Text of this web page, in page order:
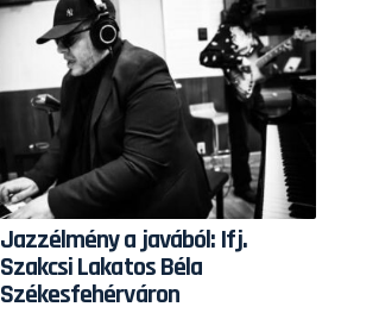
Jazzélmény a javából: Ifj.
Szakcsi Lakatos Béla
Székesfehérváron